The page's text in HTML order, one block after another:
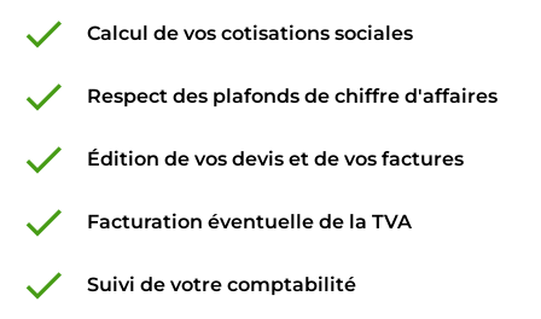
check Calcul de vos cotisations sociales
check Respect des plafonds de chiffre d'affaires
check Édition de vos devis et de vos factures
check Facturation éventuelle de la TVA
check Suivi de votre comptabilité